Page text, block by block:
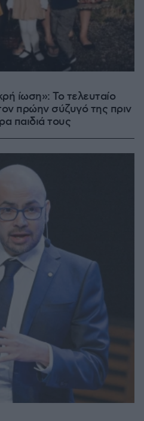
ίωση»: Το τελευταίο
πρώην σύζυγό της πριν
παιδιά τους